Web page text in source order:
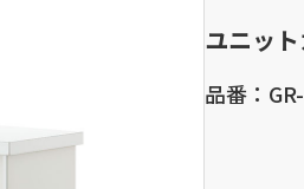
ユニッ
品番：